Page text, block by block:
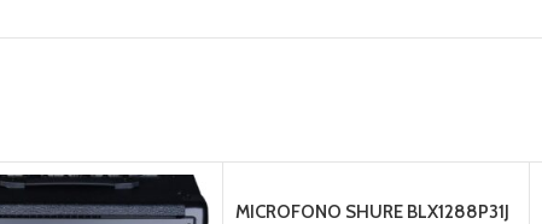
MICROFONO SHURE BLX1288P31J